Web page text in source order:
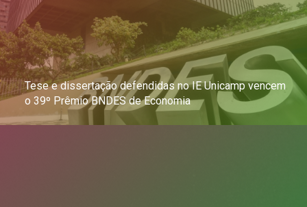
Tese e dissertação defendidas no IE Unicamp vencem
o 39º Prêmio BNDES de Economia